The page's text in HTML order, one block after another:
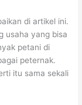
di artikel ini.
usaha yang bisa
petani di
peternak.
itu sama sekali